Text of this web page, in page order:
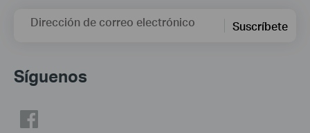
Dirección de correo electrónico Suscríbete
Síguenos